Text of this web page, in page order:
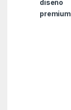
diseño
premium